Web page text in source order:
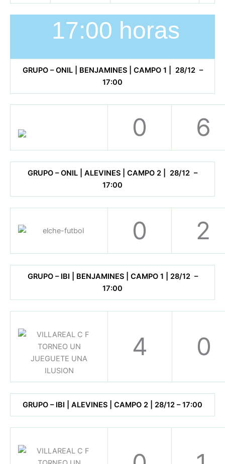
17:00 horas
GRUPO – ONIL | BENJAMINES | CAMPO 1 | 28/12 –
17:00
0 6
GRUPO – ONIL | ALEVINES | CAMPO 2 | 28/12 –
17:00
0 2
GRUPO – IBI | BENJAMINES | CAMPO 1 | 28/12 –
17:00
4 0
GRUPO – IBI | ALEVINES | CAMPO 2 | 28/12 – 17:00